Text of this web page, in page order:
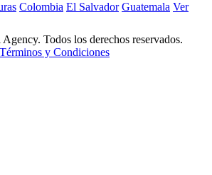
Colombia El Salvador Guatemala Ver
Todos los derechos reservados.
Términos y Condiciones